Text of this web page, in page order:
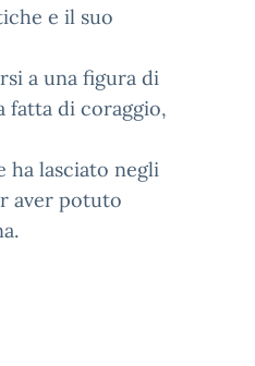
e il suo
a una figura di
fatta di coraggio,
ha lasciato negli
aver potuto